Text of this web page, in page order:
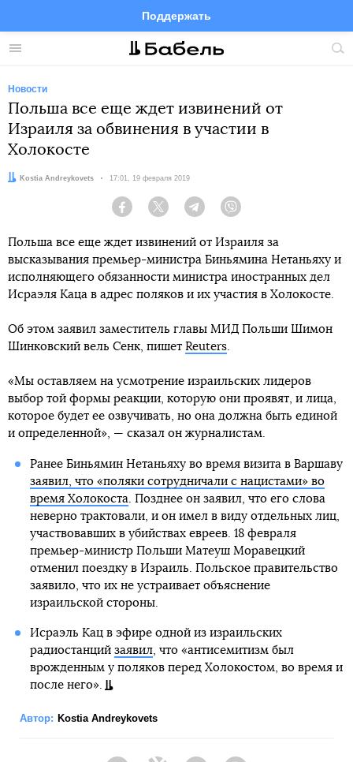
Меню
Поддержать
FacebookTelegramTwitter
Новости
Польша все еще ждет извинений от
Израиля за обвинения в участии в
Холокосте
Автор:Kostia Andreykovets Дата:
17:01, 19 февраля 2019
Facebook Twitter Telegram
Польша все еще ждет извинений от Израиля за
высказывания премьер-министра Биньямина Нетаньяху и
исполняющего обязанности министра иностранных дел
Исраэля Каца в адрес поляков и их участия в Холокосте.
Об этом заявил заместитель главы МИД Польши Шимон
Шинковский вель Сенк, пишет Reuters.
«Мы оставляем на усмотрение израильских лидеров
выбор той формы реакции, которую они проявят, и лица,
которое будет ее озвучивать, но она должна быть единой
и определенной», — сказал он журналистам.
Ранее Биньямин Нетаньяху во время визита в Варшаву
заявил, что «поляки сотрудничали с нацистами» во
время Холокоста. Позднее он заявил, что его слова
неверно трактовали, и он имел в виду отдельных лиц,
участвовавших в убийствах евреев. 18 февраля
премьер-министр Польши Матеуш Моравецкий
отменил поездку в Израиль. Польское правительство
заявило, что их не устраивает объяснение
израильской стороны.
Исраэль Кац в эфире одной из израильских
радиостанций заявил, что «антисемитизм был
врожденным у поляков перед Холокостом, во время и
после него».
Автор: Kostia Andreykovets